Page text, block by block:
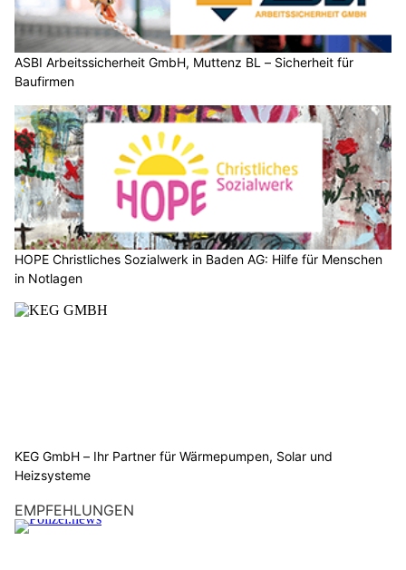
ASBI Arbeitssicherheit GmbH, Muttenz BL – Sicherheit für
Baufirmen
HOPE Christliches Sozialwerk in Baden AG: Hilfe für Menschen
in Notlagen
KEG GmbH – Ihr Partner für Wärmepumpen, Solar und
Heizsysteme
EMPFEHLUNGEN